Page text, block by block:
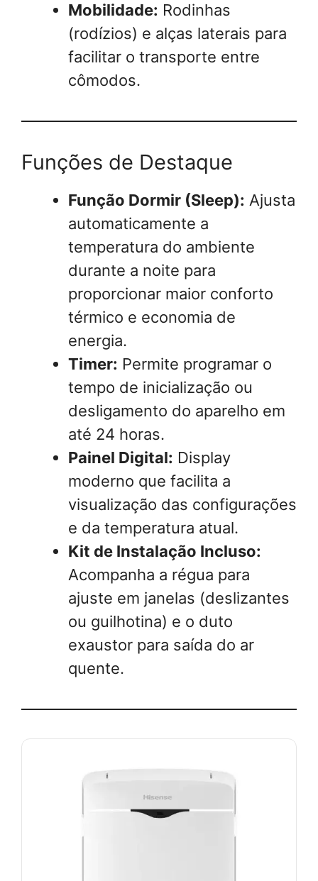
Mobilidade: Rodinhas
(rodízios) e alças laterais para
facilitar o transporte entre
cômodos.
Funções de Destaque
Função Dormir (Sleep): Ajusta
automaticamente a
temperatura do ambiente
durante a noite para
proporcionar maior conforto
térmico e economia de
energia.
Timer: Permite programar o
tempo de inicialização ou
desligamento do aparelho em
até 24 horas.
Painel Digital: Display
moderno que facilita a
visualização das configurações
e da temperatura atual.
Kit de Instalação Incluso:
Acompanha a régua para
ajuste em janelas (deslizantes
ou guilhotina) e o duto
exaustor para saída do ar
quente.